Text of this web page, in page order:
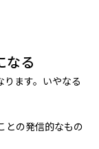
なる
ます。いやなる
との発信的なもの